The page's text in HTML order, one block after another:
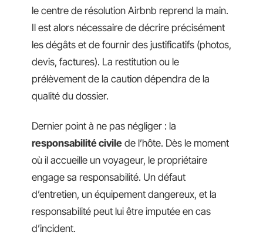
le centre de résolution Airbnb reprend la main.
Il est alors nécessaire de décrire précisément
les dégâts et de fournir des justificatifs (photos,
devis, factures). La restitution ou le
prélèvement de la caution dépendra de la
qualité du dossier.
Dernier point à ne pas négliger : la
responsabilité civile de l’hôte. Dès le moment
où il accueille un voyageur, le propriétaire
engage sa responsabilité. Un défaut
d’entretien, un équipement dangereux, et la
responsabilité peut lui être imputée en cas
d’incident.